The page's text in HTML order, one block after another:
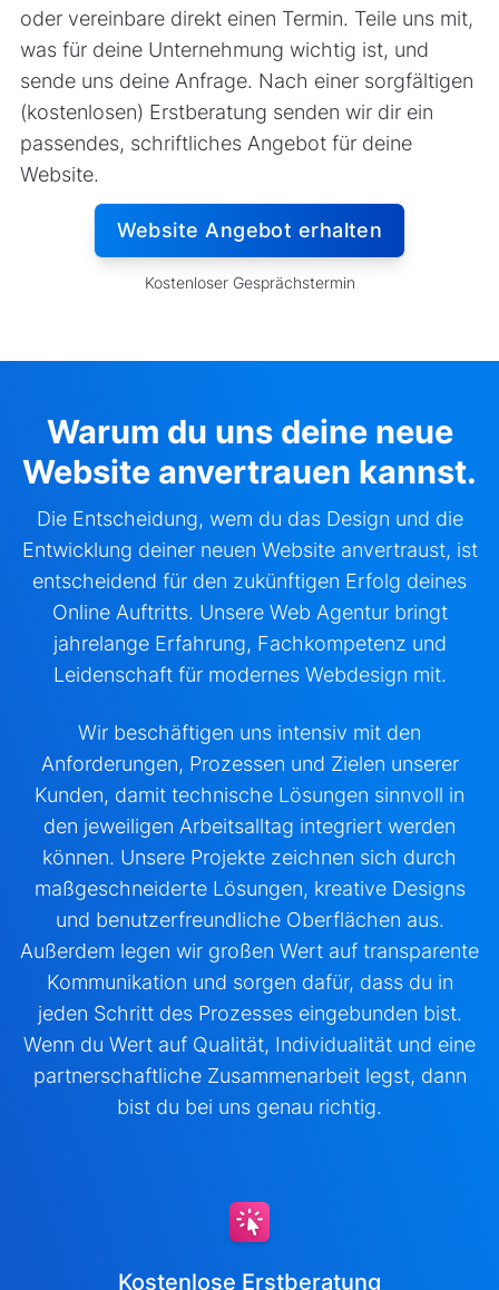
High-End Suchfunktion
Ansprechpartner Datenbank
Standort Datenbank (Karte)
Rich Snippets / Strukturierte Daten
oder vereinbare direkt einen Termin. Teile uns mit,
was für deine Unternehmung wichtig ist, und
sende uns deine Anfrage. Nach einer sorgfältigen
(kostenlosen) Erstberatung senden wir dir ein
passendes, schriftliches Angebot für deine
Website.
Website Angebot erhalten
Kostenloser Gesprächstermin
Warum du uns deine neue
Website anvertrauen kannst.
Die Entscheidung, wem du das Design und die
Entwicklung deiner neuen Website anvertraust, ist
entscheidend für den zukünftigen Erfolg deines
Online Auftritts. Unsere Web Agentur bringt
jahrelange Erfahrung, Fachkompetenz und
Leidenschaft für modernes Webdesign mit.
Wir beschäftigen uns intensiv mit den
Anforderungen, Prozessen und Zielen unserer
Kunden, damit technische Lösungen sinnvoll in
den jeweiligen Arbeitsalltag integriert werden
können. Unsere Projekte zeichnen sich durch
maßgeschneiderte Lösungen, kreative Designs
und benutzerfreundliche Oberflächen aus.
Außerdem legen wir großen Wert auf transparente
Kommunikation und sorgen dafür, dass du in
jeden Schritt des Prozesses eingebunden bist.
Wenn du Wert auf Qualität, Individualität und eine
partnerschaftliche Zusammenarbeit legst, dann
bist du bei uns genau richtig.
Kostenlose Erstberatung